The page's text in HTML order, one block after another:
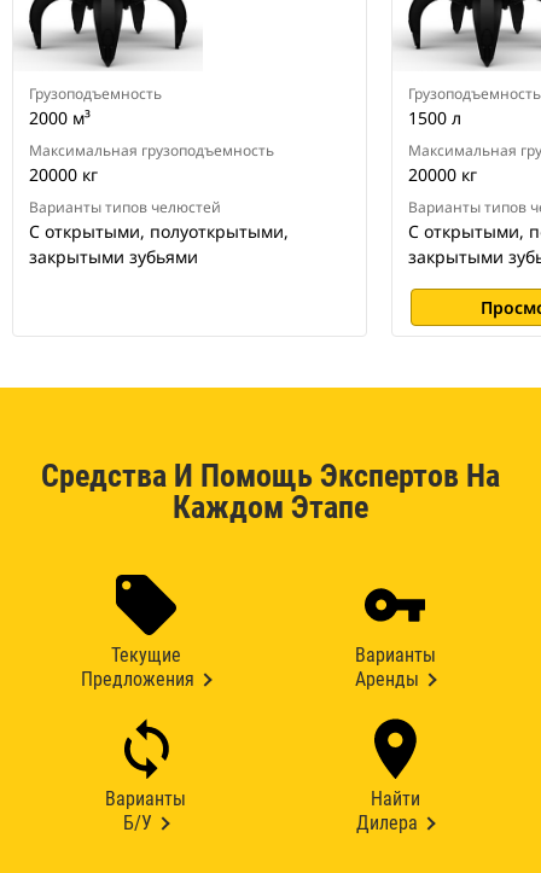
Грузоподъемность
2000 м³
Максимальная грузоподъемность
20000 кг
Варианты типов челюстей
С открытыми, полуоткрытыми,
закрытыми зубьями
Грузоподъемность
1500 л
Максимальная
20000 кг
Варианты типов
С открытыми,
закрытыми
Средства И Помощь Экспертов На
Каждом Этапе
Текущие
Предложения
Варианты
Аренды
Варианты
Б/У
Найти
Дилера